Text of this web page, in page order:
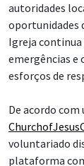
autoridades
oportunidades
Igreja continua
emergências e
esforços de
De acordo
voluntariado
plataforma